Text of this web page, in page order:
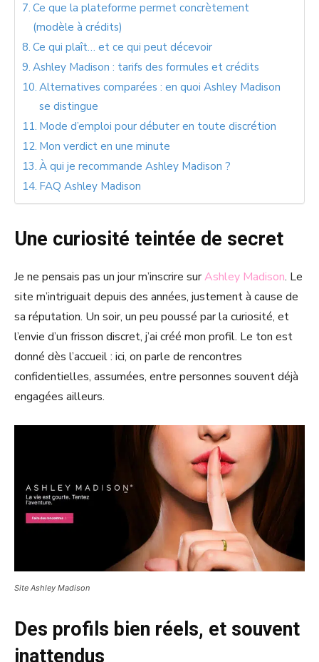
Ce que la plateforme permet concrètement
(modèle à crédits)
Ce qui plaît… et ce qui peut décevoir
Ashley Madison : tarifs des formules et crédits
Alternatives comparées : en quoi Ashley Madison
se distingue
Mode d’emploi pour débuter en toute discrétion
Mon verdict en une minute
À qui je recommande Ashley Madison ?
FAQ Ashley Madison
Une curiosité teintée de secret
Je ne pensais pas un jour m’inscrire surAshley Madison. Le
site m’intriguait depuis des années, justement à cause de
sa réputation. Un soir, un peu poussé par la curiosité, et
l’envie d’un frisson discret, j’ai créé mon profil. Le ton est
donné dès l’accueil : ici, on parle de rencontres
confidentielles, assumées, entre personnes souvent déjà
engagées ailleurs.
Site Ashley Madison
Des profils bien réels, et souvent
inattendus